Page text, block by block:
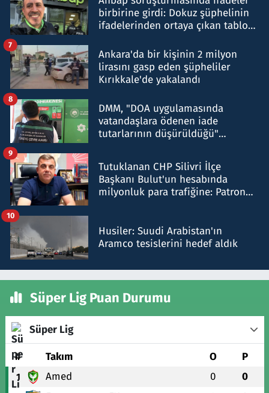
birbirine girdi: Dokuz şüphelinin
ifadelerinden ortaya çıkan tablo
Ankara'da bir kişinin 2 milyon
lirasını gasp eden şüpheliler
Kırıkkale'de yakalandı
7
DMM, "DOA uygulamasında
vatandaşlara ödenen iade
tutarlarının düşürüldüğü"
8
Tutuklanan CHP Silivri İlçe
Başkanı Bulut'un hesabında
milyonluk para trafiğine: Patron
9
Husiler: Suudi Arabistan'ın
Aramco tesislerini hedef aldık
10
Süper Lig Puan Durumu
Süper Lig
# Takım O P
1 Amed 0 0